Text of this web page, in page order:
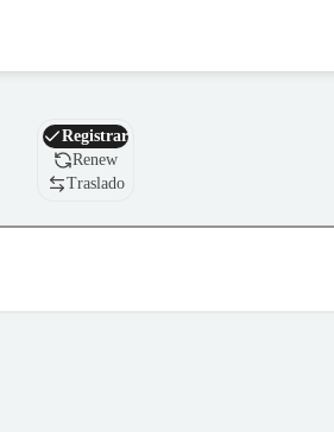
Nombre de dominio
Registrar
Renew
Traslado